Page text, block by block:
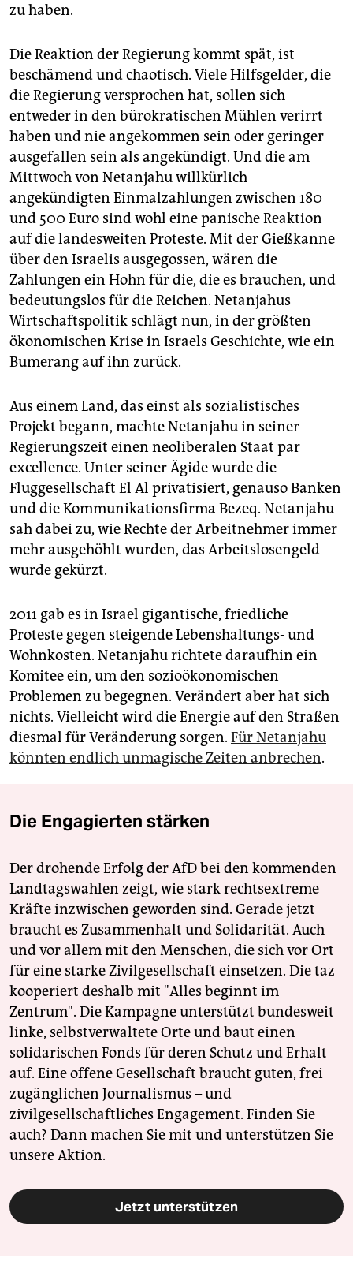
zu haben.
Die Reaktion der Regierung kommt spät, ist
beschämend und chaotisch. Viele Hilfsgelder, die
die Regierung versprochen hat, sollen sich
entweder in den bürokratischen Mühlen verirrt
haben und nie angekommen sein oder geringer
ausgefallen sein als angekündigt. Und die am
Mittwoch von Netanjahu willkürlich
angekündigten Einmalzahlungen zwischen 180
und 500 Euro sind wohl eine panische Reaktion
auf die landesweiten Proteste. Mit der Gießkanne
über den Israelis ausgegossen, wären die
Zahlungen ein Hohn für die, die es brauchen, und
bedeutungslos für die Reichen. Netanjahus
Wirtschaftspolitik schlägt nun, in der größten
ökonomischen Krise in Israels Geschichte, wie ein
Bumerang auf ihn zurück.
Aus einem Land, das einst als sozialistisches
Projekt begann, machte Netanjahu in seiner
Regierungszeit einen neoliberalen Staat par
excellence. Unter seiner Ägide wurde die
Fluggesellschaft El Al privatisiert, genauso Banken
und die Kommunikationsfirma Bezeq. Netanjahu
sah dabei zu, wie Rechte der Arbeitnehmer immer
mehr ausgehöhlt wurden, das Arbeitslosengeld
wurde gekürzt.
2011 gab es in Israel gigantische, friedliche
Proteste gegen steigende Lebenshaltungs- und
Wohnkosten. Netanjahu richtete daraufhin ein
Komitee ein, um den sozioökonomischen
Problemen zu begegnen. Verändert aber hat sich
nichts. Vielleicht wird die Energie auf den Straßen
diesmal für Veränderung sorgen. Für Netanjahu
könnten endlich unmagische Zeiten anbrechen.
Die Engagierten stärken
Der drohende Erfolg der AfD bei den kommenden
Landtagswahlen zeigt, wie stark rechtsextreme
Kräfte inzwischen geworden sind. Gerade jetzt
braucht es Zusammenhalt und Solidarität. Auch
und vor allem mit den Menschen, die sich vor Ort
für eine starke Zivilgesellschaft einsetzen. Die taz
kooperiert deshalb mit "Alles beginnt im
Zentrum". Die Kampagne unterstützt bundesweit
linke, selbstverwaltete Orte und baut einen
solidarischen Fonds für deren Schutz und Erhalt
auf. Eine offene Gesellschaft braucht guten, frei
zugänglichen Journalismus – und
zivilgesellschaftliches Engagement. Finden Sie
auch? Dann machen Sie mit und unterstützen Sie
unsere Aktion.
Jetzt unterstützen